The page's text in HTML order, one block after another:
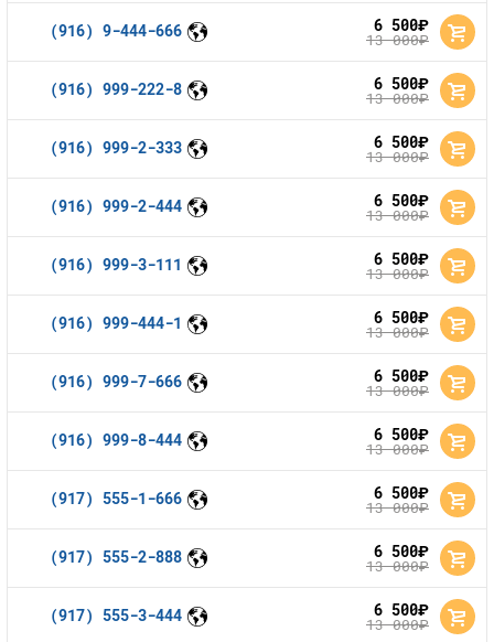
(916) 9-444-666 6 500руб.
13 000руб.
(916) 999-222-8 6 500руб.
13 000руб.
(916) 999-2-333 6 500руб.
13 000руб.
(916) 999-2-444 6 500руб.
13 000руб.
(916) 999-3-111 6 500руб.
13 000руб.
(916) 999-444-1 6 500руб.
13 000руб.
(916) 999-7-666 6 500руб.
13 000руб.
(916) 999-8-444 6 500руб.
13 000руб.
(917) 555-1-666 6 500руб.
13 000руб.
(917) 555-2-888 6 500руб.
13 000руб.
(917) 555-3-444 6 500руб.
13 000руб.